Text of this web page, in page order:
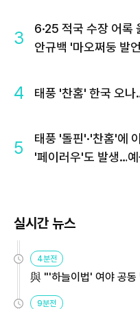
3
6·25 적국 수장 어록
안규백 '마오쩌둥 발
4 태풍 '찬홈' 한국 오
5
태풍 '돌핀'·'찬홈'에
'페이러우'도 발생…예
실시간 뉴스
4분전
與 "'하늘이법' 여야 공
9분전